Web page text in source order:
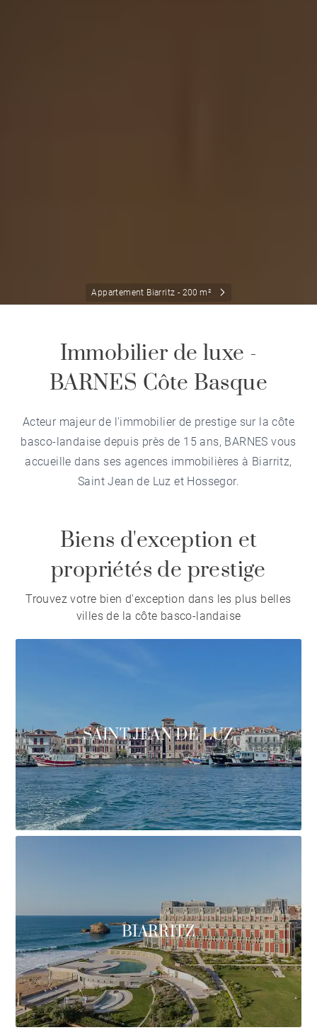
Appartement Biarritz - 200 m²
Immobilier de luxe -
BARNES Côte Basque
Acteur majeur de l'immobilier de prestige sur la côte
basco-landaise depuis près de 15 ans, BARNES vous
accueille dans ses agences immobilières à Biarritz,
Saint Jean de Luz et Hossegor.
Biens d'exception et
propriétés de prestige
Trouvez votre bien d'exception dans les plus belles
villes de la côte basco-landaise
SAINT JEAN DE LUZ
BIARRITZ